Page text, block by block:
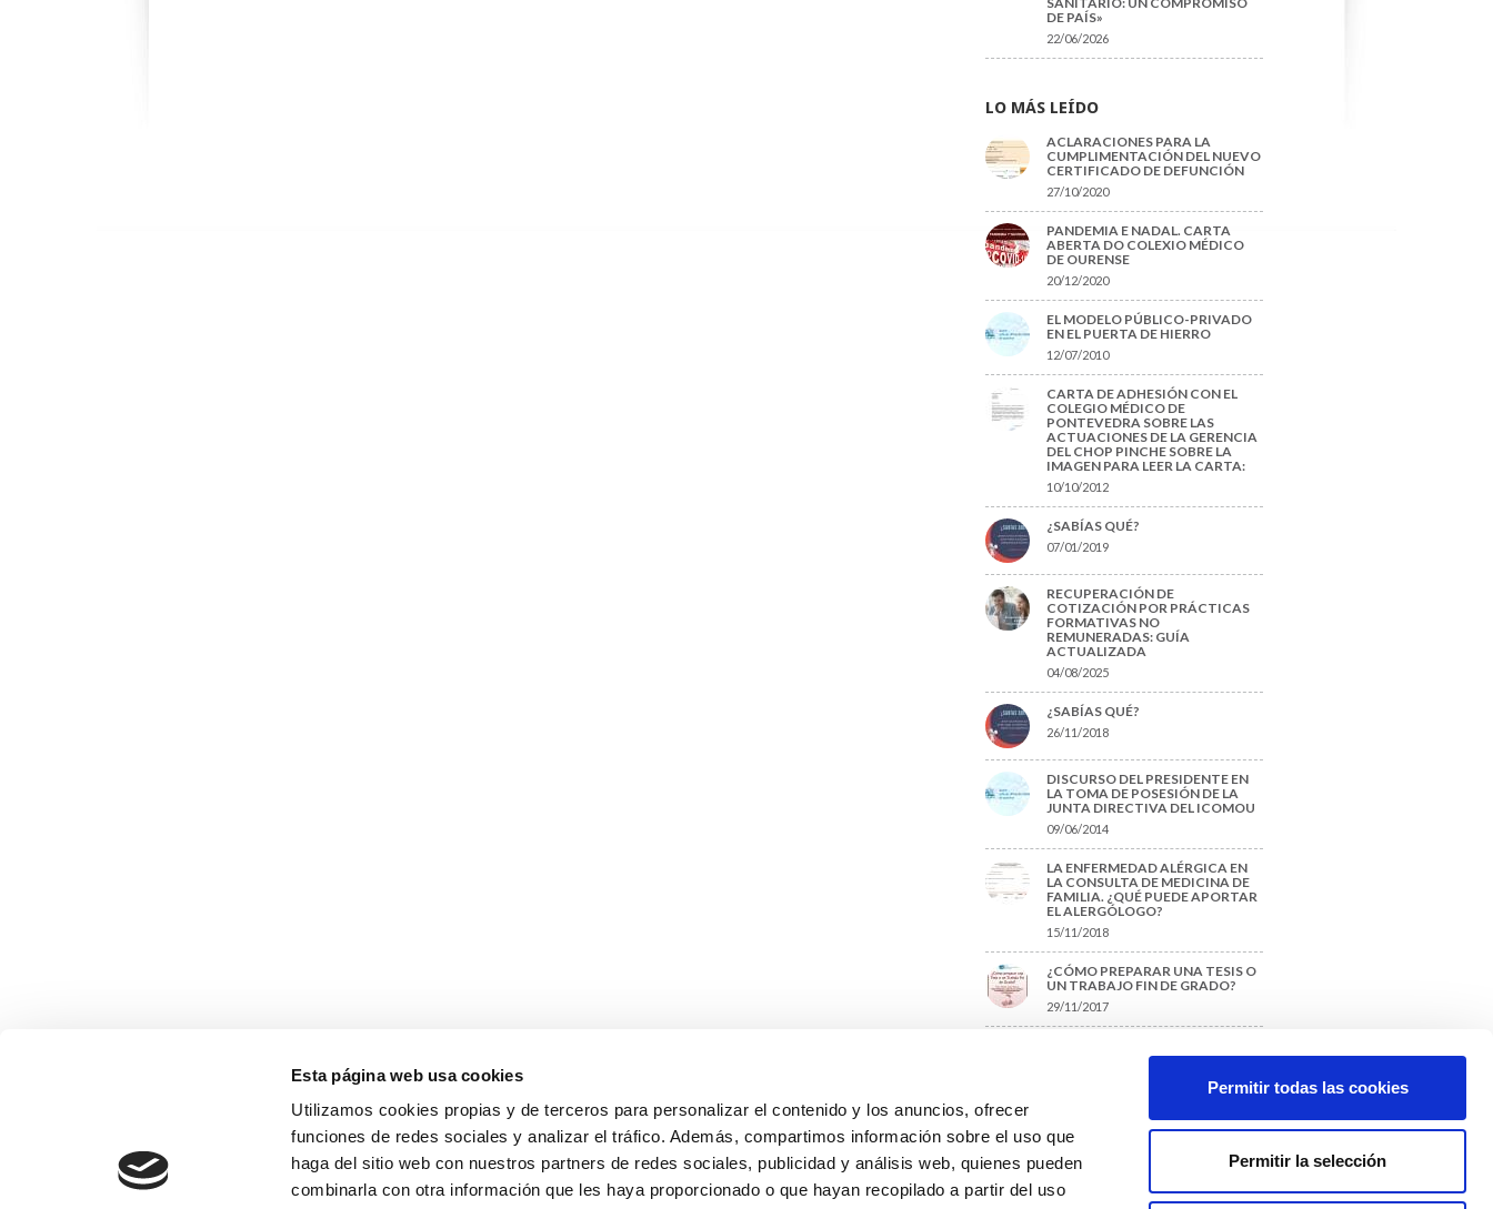
Esta página web usa cookies
Utilizamos cookies propias y de terceros para personalizar el contenido y los anuncios, ofrecer
funciones de redes sociales y analizar el tráfico. Además, compartimos información sobre el uso que
haga del sitio web con nuestros partners de redes sociales, publicidad y análisis web, quienes pueden
combinarla con otra información que les haya proporcionado o que hayan recopilado a partir del uso
Permitir todas las cookies
Permitir la selección
DE PAÍS»
22/06/2026
LO MÁS LEÍDO
ACLARACIONES PARA LA
CUMPLIMENTACIÓN DEL NUEVO
CERTIFICADO DE DEFUNCIÓN
27/10/2020
PANDEMIA E NADAL. CARTA
ABERTA DO COLEXIO MÉDICO
DE OURENSE
20/12/2020
EL MODELO PÚBLICO-PRIVADO
EN EL PUERTA DE HIERRO
12/07/2010
CARTA DE ADHESIÓN CON EL
COLEGIO MÉDICO DE
PONTEVEDRA SOBRE LAS
ACTUACIONES DE LA GERENCIA
DEL CHOP PINCHE SOBRE LA
IMAGEN PARA LEER LA CARTA:
10/10/2012
¿SABÍAS QUÉ?
07/01/2019
RECUPERACIÓN DE
COTIZACIÓN POR PRÁCTICAS
FORMATIVAS NO
REMUNERADAS: GUÍA
ACTUALIZADA
04/08/2025
¿SABÍAS QUÉ?
26/11/2018
DISCURSO DEL PRESIDENTE EN
LA TOMA DE POSESIÓN DE LA
JUNTA DIRECTIVA DEL ICOMOU
09/06/2014
LA ENFERMEDAD ALÉRGICA EN
LA CONSULTA DE MEDICINA DE
FAMILIA. ¿QUÉ PUEDE APORTAR
EL ALERGÓLOGO?
15/11/2018
¿CÓMO PREPARAR UNA TESIS O
UN TRABAJO FIN DE GRADO?
29/11/2017
protección de datos